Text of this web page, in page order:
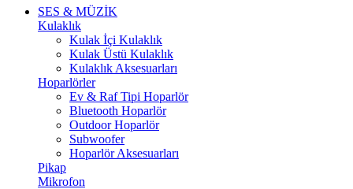
SES & MÜZİK
Kulaklık
Kulak İçi Kulaklık
Kulak Üstü Kulaklık
Kulaklık Aksesuarları
Hoparlörler
Ev & Raf Tipi Hoparlör
Bluetooth Hoparlör
Outdoor Hoparlör
Subwoofer
Hoparlör Aksesuarları
Pikap
Mikrofon